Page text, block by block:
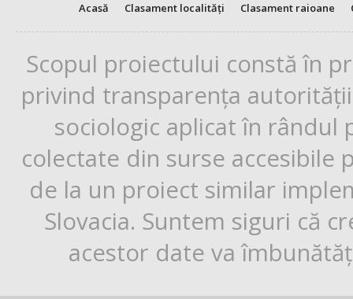
Acasă Clasament localități Clasament raioane
Scopul proiectului constă în
privind transparența
sociologic aplicat în rândul
colectate din surse
de la un proiect similar
Slovacia. Suntem siguri că
acestor date va